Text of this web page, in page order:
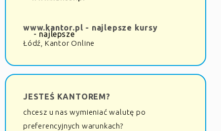
www.kantor.pl - najlepsze kursy
Łódź, Kantor Online
JESTEŚ KANTOREM?
chcesz u nas wymieniać walutę po
preferencyjnych warunkach?